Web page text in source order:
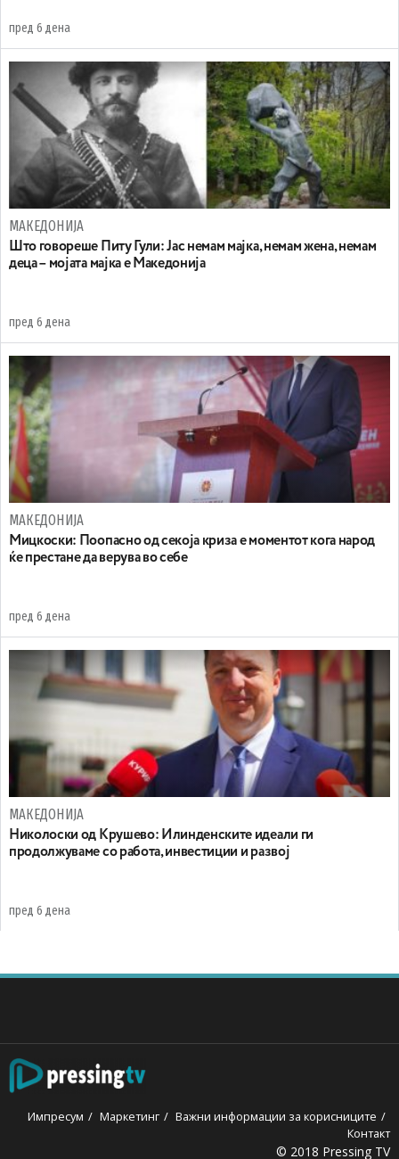
пред 6 дена
МАКЕДОНИЈА
Што говореше Питу Гули: Јас немам мајка, немам жена, немам
деца – мојата мајка е Македонија
пред 6 дена
МАКЕДОНИЈА
Мицкоски: Поопасно од секоја криза е моментот кога народ
ќе престане да верува во себе
пред 6 дена
МАКЕДОНИЈА
Николоски од Крушево: Илинденските идеали ги
продолжуваме со работа, инвестиции и развој
пред 6 дена
Импресум Маркетинг
Важни информации за корисниците
Контакт
© 2018 Pressing TV